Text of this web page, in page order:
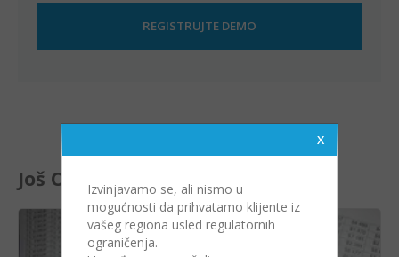
Još Od Ovog Bloga
Izvinjavamo se, ali nismo u
mogućnosti da prihvatamo klijente iz
vašeg regiona usled regulatornih
ograničenja.